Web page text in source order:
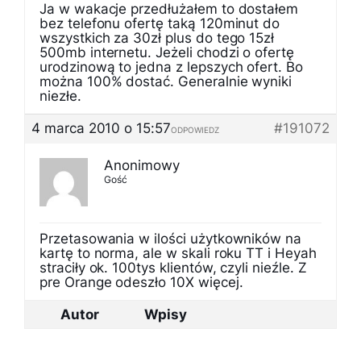
Ja w wakacje przedłużałem to dostałem
bez telefonu ofertę taką 120minut do
wszystkich za 30zł plus do tego 15zł
500mb internetu. Jeżeli chodzi o ofertę
urodzinową to jedna z lepszych ofert. Bo
można 100% dostać. Generalnie wyniki
niezłe.
4 marca 2010 o 15:57
#191072
ODPOWIEDZ
Anonimowy
Gość
Przetasowania w ilości użytkowników na
kartę to norma, ale w skali roku TT i Heyah
straciły ok. 100tys klientów, czyli nieźle. Z
pre Orange odeszło 10X więcej.
Autor
Wpisy